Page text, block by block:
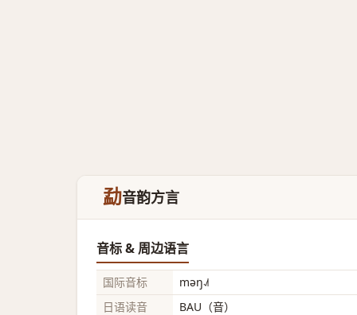
勐音韵方言
音标 & 周边语言
国际音标
məŋ˨˩˦
日语读音
BAU（音）